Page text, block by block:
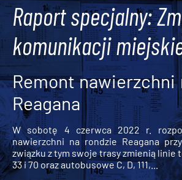
Raport specjalny:
komunikacji
Remont nawierzchni
Reagana
W sobotę 4 czerwca 2022 r.
nawierzchni na rondzie Reagana
związku z tym swoje trasy zmienią linie
33 i 70 oraz autobusowe C, D, 111,...